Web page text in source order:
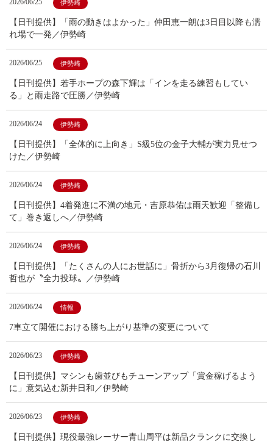
2026/06/25 伊勢崎
【日刊提供】「雨の動きはよかった」仲田恵一朗は3日目以降も濡
れ場で一発／伊勢崎
2026/06/25 伊勢崎
【日刊提供】若手ホープの森下輝は「インを走る練習もしてい
る」と雨走路で圧勝／伊勢崎
2026/06/24 伊勢崎
【日刊提供】「全体的に上向き」S級5位の金子大輔が実力見せつ
けた／伊勢崎
2026/06/24 伊勢崎
【日刊提供】4着発進に不満の地元・吉原恭佑は雨天歓迎「整備し
て」巻き返しへ／伊勢崎
2026/06/24 伊勢崎
【日刊提供】「たくさんの人にお世話に」骨折から3月復帰の石川
哲也が〝全力投球〟／伊勢崎
2026/06/24 情報
7車立て開催における勝ち上がり基準の変更について
2026/06/23 伊勢崎
【日刊提供】マシンも歯並びもチューンアップ「賞金稼げるよう
に」意気込む新井日和／伊勢崎
2026/06/23 伊勢崎
【日刊提供】現役最強レーサー青山周平は新品クランクに交換し